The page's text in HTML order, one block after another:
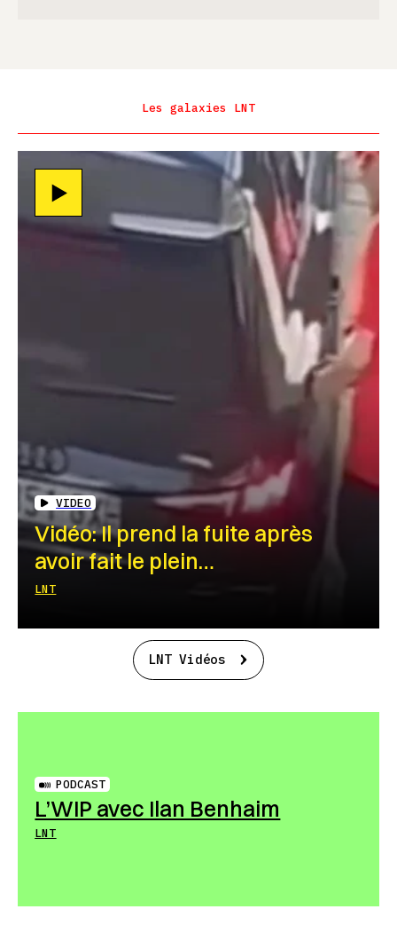
Les galaxies LNT
VIDEO
Vidéo: Il prend la fuite après
avoir fait le plein…
LNT
LNT Vidéos
PODCAST
L’WIP avec Ilan Benhaim
LNT